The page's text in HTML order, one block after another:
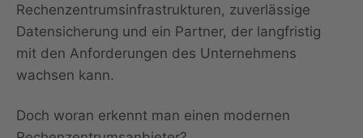
Rechenzentrumsinfrastrukturen, zuverlässige
Datensicherung und ein Partner, der langfristig
mit den Anforderungen des Unternehmens
wachsen kann.
Doch woran erkennt man einen modernen